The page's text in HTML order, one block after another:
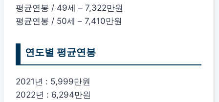
평균연봉 / 49세 – 7,322만원
평균연봉 / 50세 – 7,410만원
연도별 평균연봉
2021년 : 5,999만원
2022년 : 6,294만원